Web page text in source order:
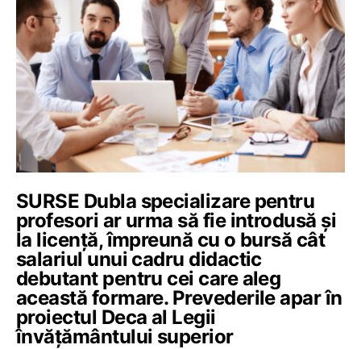
SURSE Dubla specializare pentru
profesori ar urma să fie introdusă și
la licență, împreună cu o bursă cât
salariul unui cadru didactic
debutant pentru cei care aleg
această formare. Prevederile apar în
proiectul Deca al Legii
învățământului superior